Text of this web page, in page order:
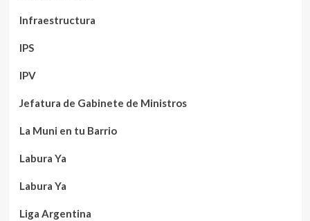
Infraestructura
IPS
IPV
Jefatura de Gabinete de Ministros
La Muni en tu Barrio
Labura Ya
Labura Ya
Liga Argentina